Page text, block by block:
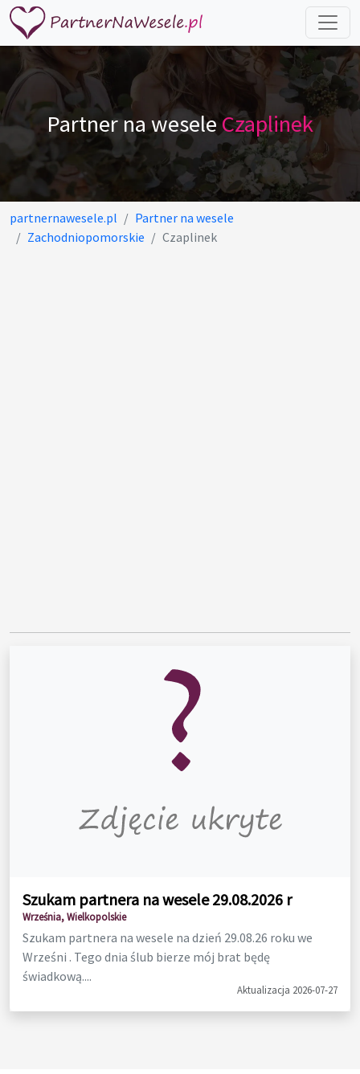
Partner na wesele Czaplinek
partnernawesele.pl
Partner na wesele
Zachodniopomorskie
Czaplinek
Szukam partnera na wesele 29.08.2026 r
Września, Wielkopolskie
Szukam partnera na wesele na dzień 29.08.26 roku we
Wrześni . Tego dnia ślub bierze mój brat będę
świadkową....
Aktualizacja 2026-07-27